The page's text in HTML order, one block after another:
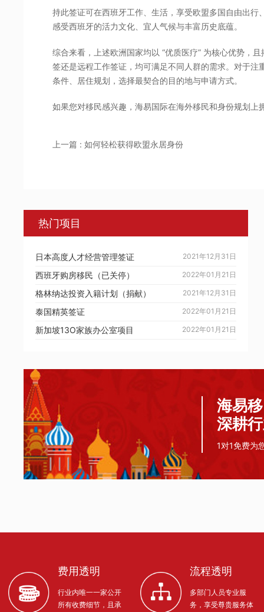
持此签证可在西班牙工作、生活，享受欧盟多国自由出
感受西班牙的活力文化、宜人气候与丰富历史底蕴。
综合来看，上述欧洲国家均以 “优质医疗” 为核心优势
签还是远程工作签证，均可满足不同人群的需求。对于
条件、居住规划，选择最契合的目的地与申请方式。
如果您对移民感兴趣，海易国际在海外移民和身份规划
上一篇 : 如何轻松获得欧盟永居身份
热门项目
2021年12月31日
日本高度人才经营管理签证
2022年01月21日
西班牙购房移民（已关停）
2021年12月31日
格林纳达投资入籍计划（捐献）
2022年01月21日
泰国精英签证
2022年01月21日
新加坡13O家族办公室项目
海易
深耕
1对1免费为
费用透明
行业内唯一一家公开
所有收费细节，且承
流程透明
多部门人员专业服
务，享受尊贵服务体